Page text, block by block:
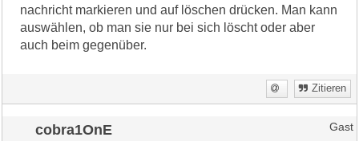
nachricht markieren und auf löschen drücken. Man kann
auswählen, ob man sie nur bei sich löscht oder aber
auch beim gegenüber.
Zitieren
cobra1OnE Gast